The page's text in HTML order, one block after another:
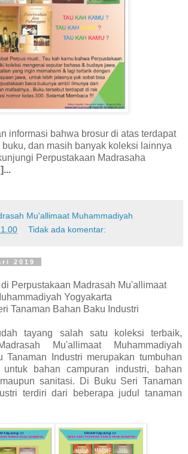
informasi bahwa brosur di atas terdapat
dan masih banyak koleksi lainnya
Perpustakaan Madrasaha
Mu'allimaat Muhammadiyah
Tidak ada komentar:
2019
Perpustakaan Madrasah Mu'allimaat
Yogyakarta
Tanaman Bahan Baku Industri
tayang salah satu koleksi terbaik,
Mu'allimaat Muhammadiyah
Tanaman Industri merupakan tumbuhan
bahan campuran industri, bahan
sanitasi. Di Buku Seri Tanaman
terdiri dari beberapa judul tanaman